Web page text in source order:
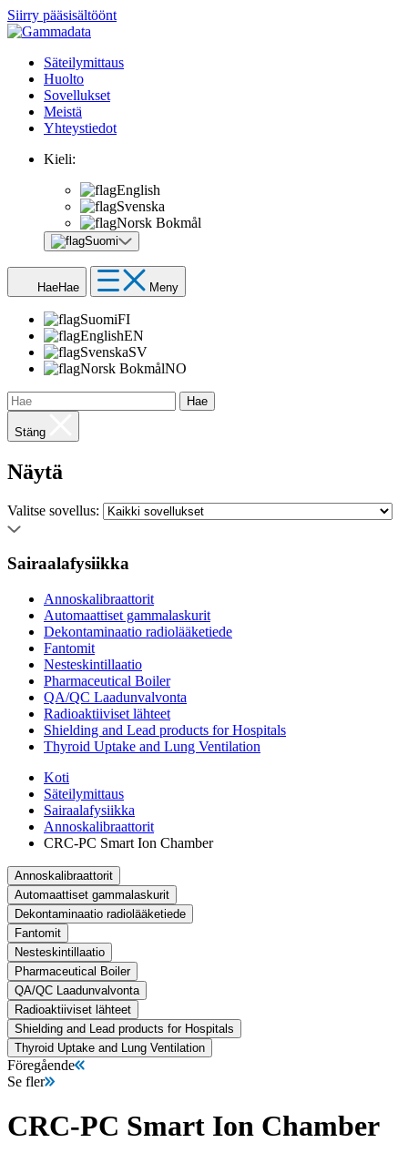
Siirry pääsisältöönt
Säteilymittaus
Huolto
Sovellukset
Meistä
Yhteystiedot
Kieli:
English
Svenska
Norsk Bokmål
Suomi
HaeHae Meny
SuomiFI
EnglishEN
SvenskaSV
Norsk BokmålNO
Hae
Stäng
Näytä
Valitse sovellus:
Sairaalafysiikka
Annoskalibraattorit
Automaattiset gammalaskurit
Dekontaminaatio radiolääketiede
Fantomit
Nesteskintillaatio
Pharmaceutical Boiler
QA/QC Laadunvalvonta
Radioaktiiviset lähteet
Shielding and Lead products for Hospitals
Thyroid Uptake and Lung Ventilation
Koti
Säteilymittaus
Sairaalafysiikka
Annoskalibraattorit
CRC-PC Smart Ion Chamber
Annoskalibraattorit
Automaattiset gammalaskurit
Dekontaminaatio radiolääketiede
Fantomit
Nesteskintillaatio
Pharmaceutical Boiler
QA/QC Laadunvalvonta
Radioaktiiviset lähteet
Shielding and Lead products for Hospitals
Thyroid Uptake and Lung Ventilation
Föregående
Se fler
CRC-PC Smart Ion Chamber